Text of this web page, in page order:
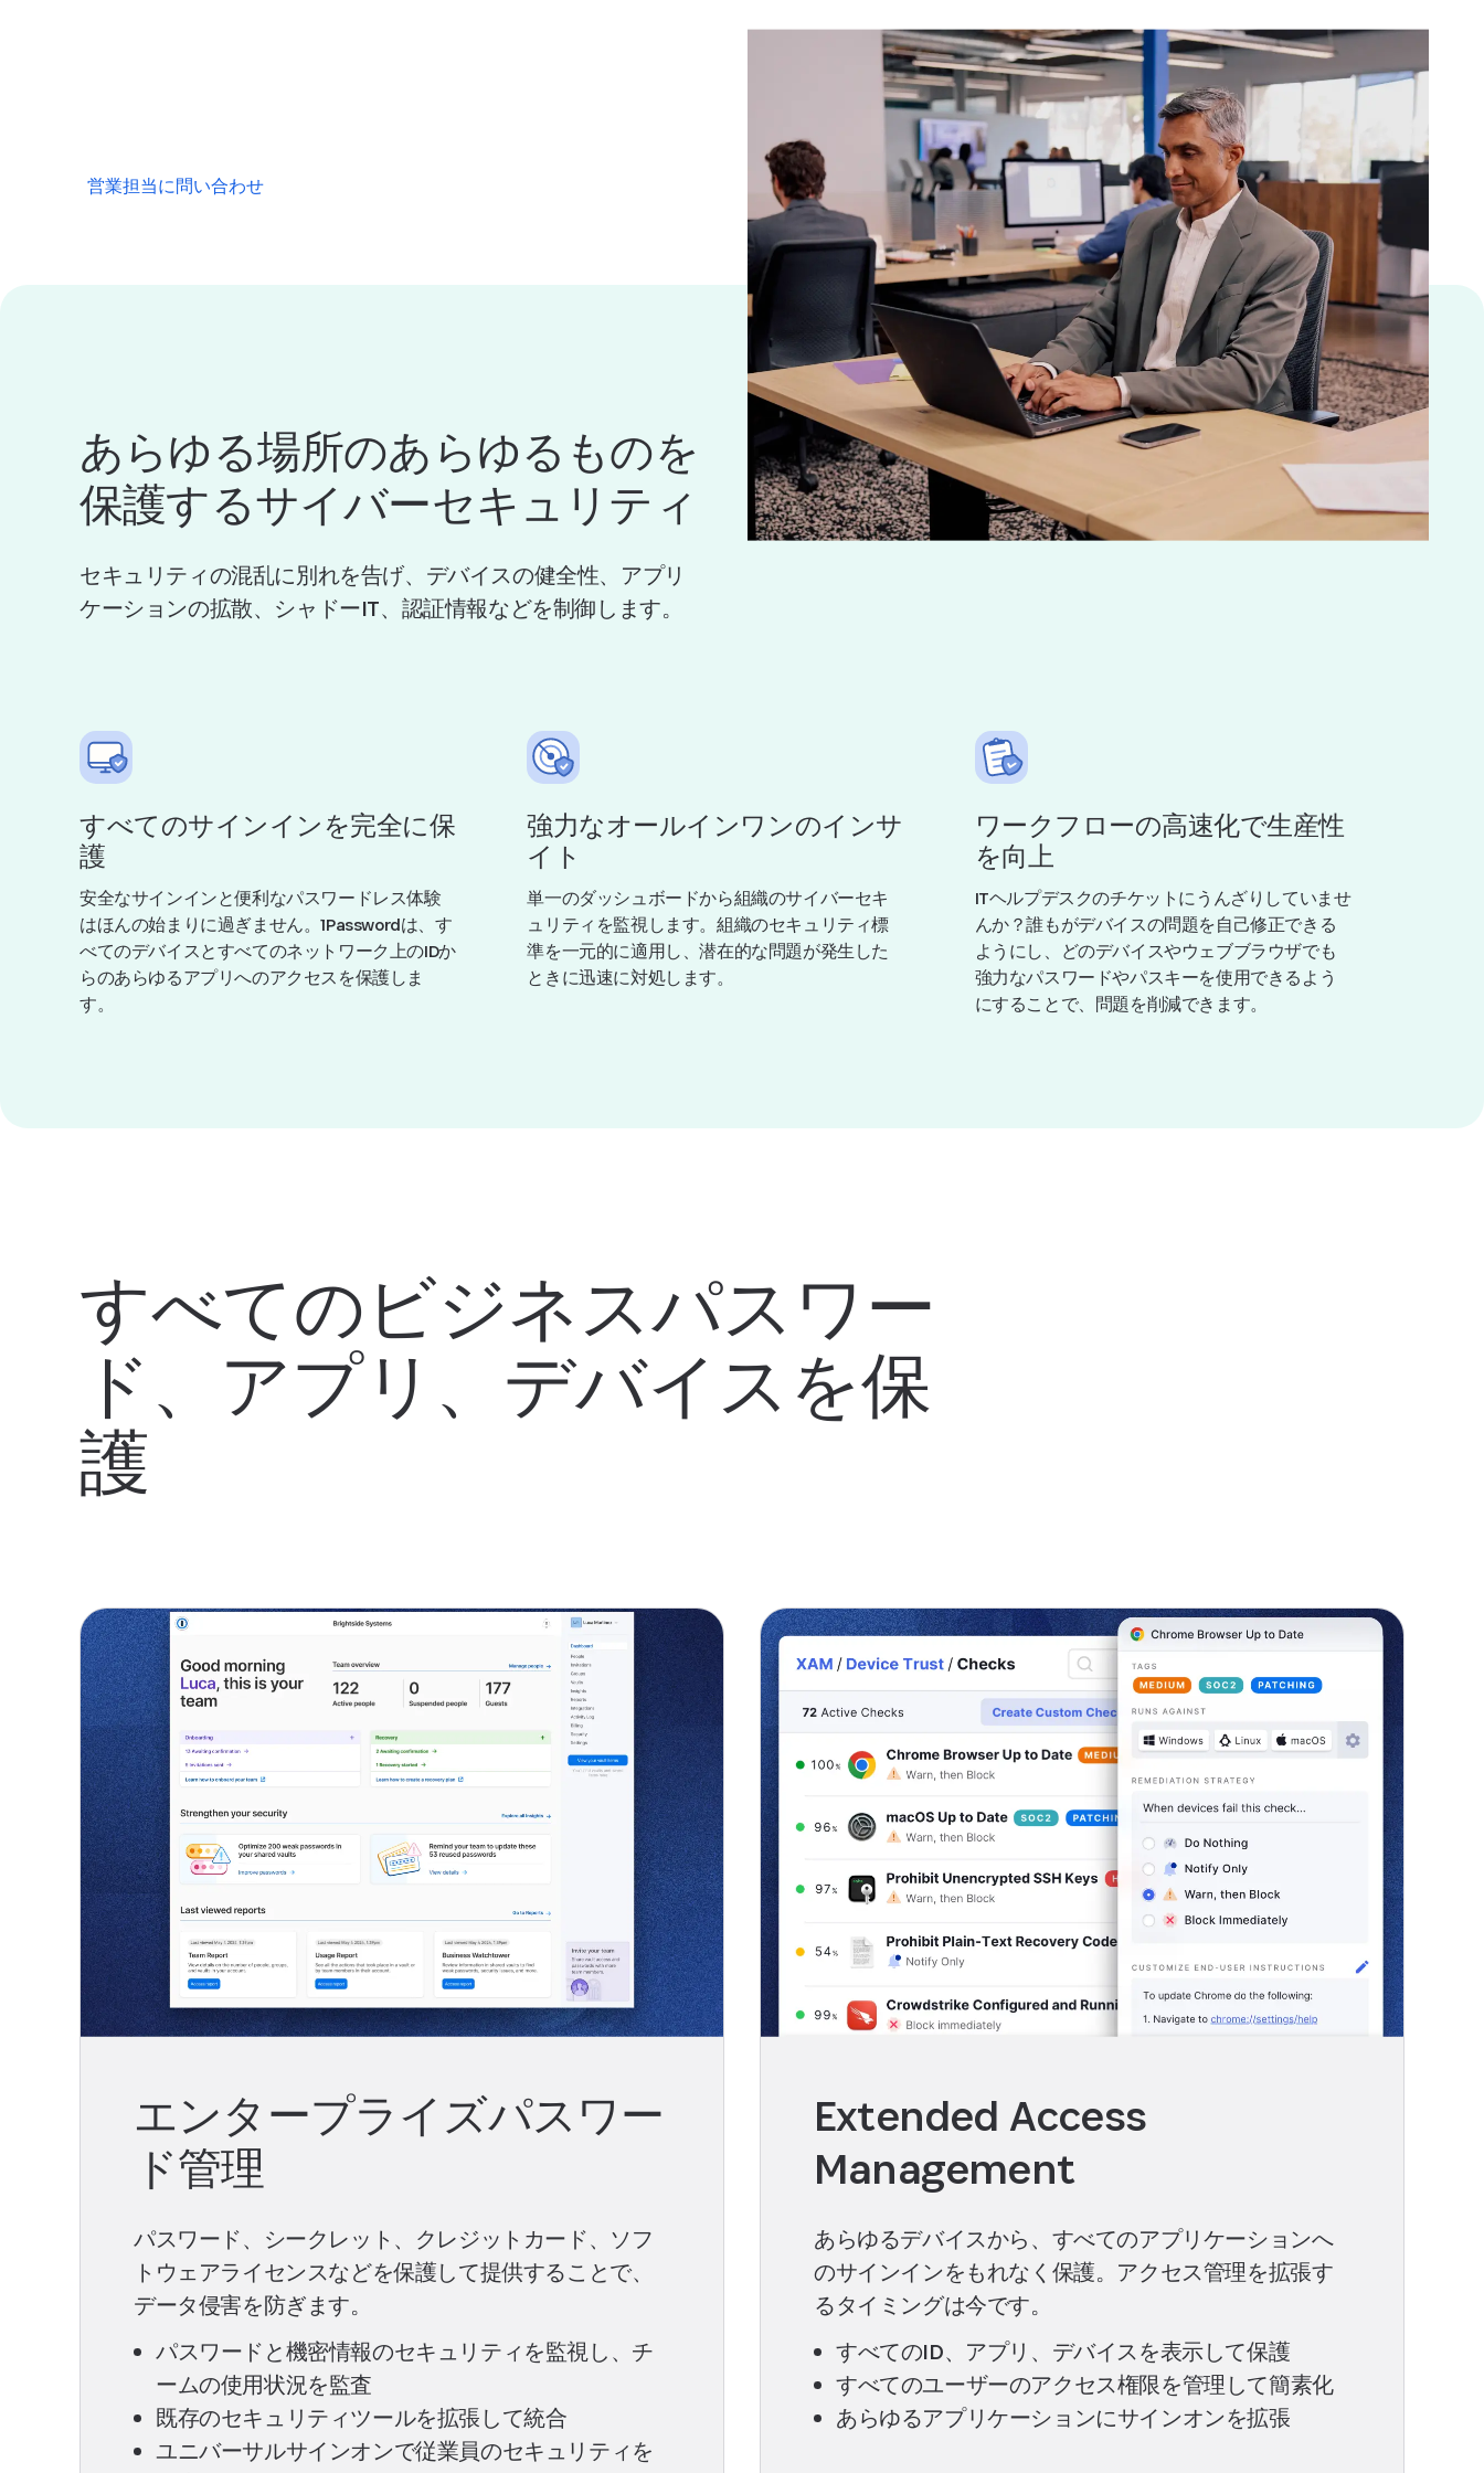
営業担当に問い合わせ
あらゆる場所のあらゆるものを
保護するサイバーセキュリティ
セキュリティの混乱に別れを告げ、デバイスの健全性、アプリ
ケーションの拡散、シャドーIT、認証情報などを制御します。
すべてのサインインを完全に保
護
安全なサインインと便利なパスワードレス体験
はほんの始まりに過ぎません。1Passwordは、す
べてのデバイスとすべてのネットワーク上のIDか
らのあらゆるアプリへのアクセスを保護しま
す。
強力なオールインワンのインサ
イト
単一のダッシュボードから組織のサイバーセキ
ュリティを監視します。組織のセキュリティ標
準を一元的に適用し、潜在的な問題が発生した
ときに迅速に対処します。
ワークフローの高速化で生産性
を向上
ITヘルプデスクのチケットにうんざりしていませ
んか？誰もがデバイスの問題を自己修正できる
ようにし、どのデバイスやウェブブラウザでも
強力なパスワードやパスキーを使用できるよう
にすることで、問題を削減できます。
すべてのビジネスパスワー
ド、アプリ、デバイスを保
護
エンタープライズパスワー
ド管理
パスワード、シークレット、クレジットカード、ソフ
トウェアライセンスなどを保護して提供することで、
データ侵害を防ぎます。
パスワードと機密情報のセキュリティを監視し、チ
ームの使用状況を監査
既存のセキュリティツールを拡張して統合
ユニバーサルサインオンで従業員のセキュリティを
Extended Access
Management
あらゆるデバイスから、すべてのアプリケーションへ
のサインインをもれなく保護。アクセス管理を拡張す
るタイミングは今です。
すべてのID、アプリ、デバイスを表示して保護
すべてのユーザーのアクセス権限を管理して簡素化
あらゆるアプリケーションにサインオンを拡張